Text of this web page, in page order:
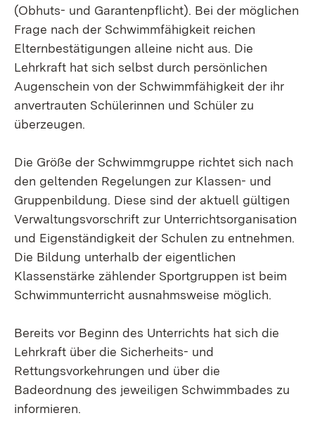
(Obhuts- und Garantenpflicht). Bei der möglichen
Frage nach der Schwimmfähigkeit reichen
Elternbestätigungen alleine nicht aus. Die
Lehrkraft hat sich selbst durch persönlichen
Augenschein von der Schwimmfähigkeit der ihr
anvertrauten Schülerinnen und Schüler zu
überzeugen.
Die Größe der Schwimmgruppe richtet sich nach
den geltenden Regelungen zur Klassen- und
Gruppenbildung. Diese sind der aktuell gültigen
Verwaltungsvorschrift zur Unterrichtsorganisation
und Eigenständigkeit der Schulen zu entnehmen.
Die Bildung unterhalb der eigentlichen
Klassenstärke zählender Sportgruppen ist beim
Schwimmunterricht ausnahmsweise möglich.
Bereits vor Beginn des Unterrichts hat sich die
Lehrkraft über die Sicherheits- und
Rettungsvorkehrungen und über die
Badeordnung des jeweiligen Schwimmbades zu
informieren.